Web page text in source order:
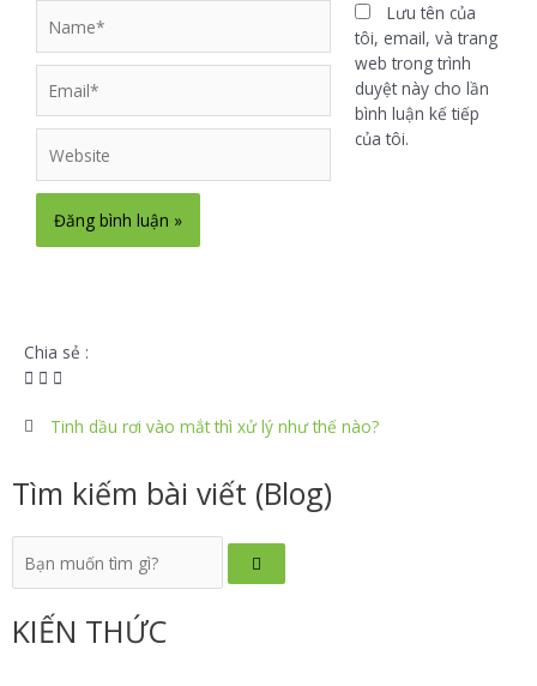
Lưu tên của
tôi, email, và trang
web trong trình
duyệt này cho lần
bình luận kế tiếp
của tôi.
Chia sẻ :
Tinh dầu rơi vào mắt thì xử lý như thế nào?
Tìm kiếm bài viết (Blog)
KIẾN THỨC